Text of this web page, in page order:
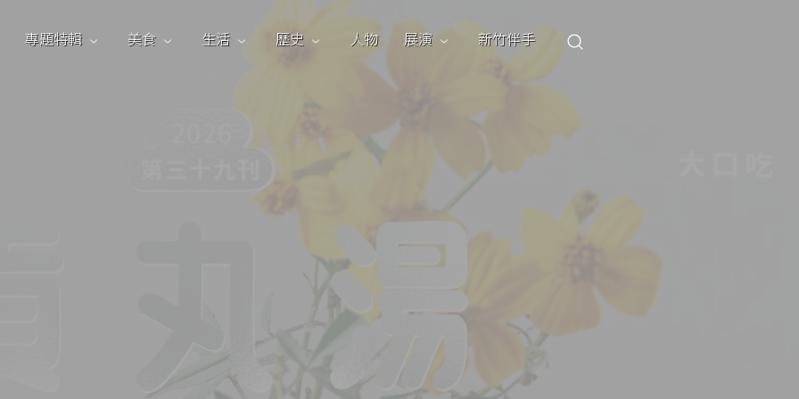
專題特輯 美食 生活 歷史 人物 展演 新竹伴手